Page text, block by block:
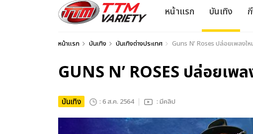
หน้าแรก บันเทิง
หน้าแรก บันเทิง บันเทิงต่างประเทศ Guns N’ Roses ปล่อยเพลงใ
GUNS N’ ROSES ปล่อยเพ
บันเทิง : 6 ส.ค. 2564 : มีคลิป